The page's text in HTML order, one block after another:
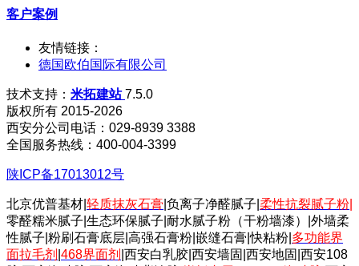
客户案例
友情链接：
德国欧伯国际有限公司
技术支持： 米拓建站7.5.0
版权所有 2015-2026
西安分公司电话：029-8939 3388
全国服务热线：400-004-3399
陕ICP备17013012号
北京优普基材| 轻质抹灰石膏 |负离子净醛腻子| 柔性抗裂腻子粉
零醛糯米腻子|生态环保腻子|耐水腻子粉（干粉墙漆）|外墙柔
性腻子|粉刷石膏底层|高强石膏粉|嵌缝石膏|快粘粉| 多功能界
面拉毛剂 468界面剂 |西安白乳胶|西安墙固|西安地固|西安108